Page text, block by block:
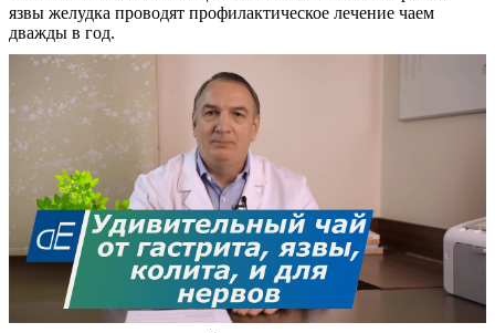
язвы желудка проводят профилактическое лечение чаем
дважды в год.